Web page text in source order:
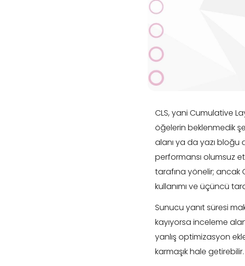
CLS, yani Cumulative
öğelerin beklenmedik
alanı ya da yazı bloğu
performansı olumsuz
tarafına yönelir; ancak
kullanımı ve üçüncü
Sunucu yanıt süresi
kayıyorsa inceleme
yanlış optimizasyon
karmaşık hale getirebilir.